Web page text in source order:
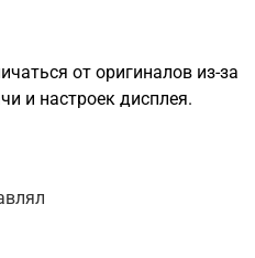
от оригиналов из-за
и настроек дисплея.